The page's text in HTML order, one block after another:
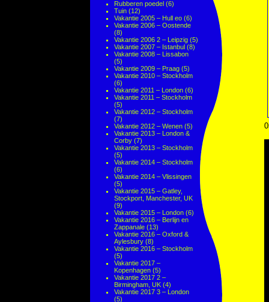
Rubberen poedel (6)
Tuin (12)
Vakantie 2005 – Hull eo (6)
Vakantie 2006 – Oostende
(8)
Vakantie 2006 2 – Leipzig (5)
Vakantie 2007 – Istanbul (8)
Vakantie 2008 – Lissabon
(5)
Vakantie 2009 – Praag (5)
Vakantie 2010 – Stockholm
(6)
Vakantie 2011 – London (6)
Vakantie 2011 – Stockholm
(5)
Vakantie 2012 – Stockholm
(7)
Vakantie 2012 – Wenen (5)
Vakantie 2013 – London &
Corby (7)
Vakantie 2013 – Stockholm
(5)
Vakantie 2014 – Stockholm
(6)
Vakantie 2014 – Vlissingen
(5)
Vakantie 2015 – Gatley,
Stockport, Manchester, UK
(9)
Vakantie 2015 – London (6)
Vakantie 2016 – Berlijn en
Zappanale (13)
Vakantie 2016 – Oxford &
Aylesbury (8)
Vakantie 2016 – Stockholm
(5)
Vakantie 2017 –
Kopenhagen (5)
Vakantie 2017 2 –
Birmingham, UK (4)
Vakantie 2017 3 – London
(5)